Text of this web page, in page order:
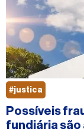
Possíveis
fundiária são
#justica